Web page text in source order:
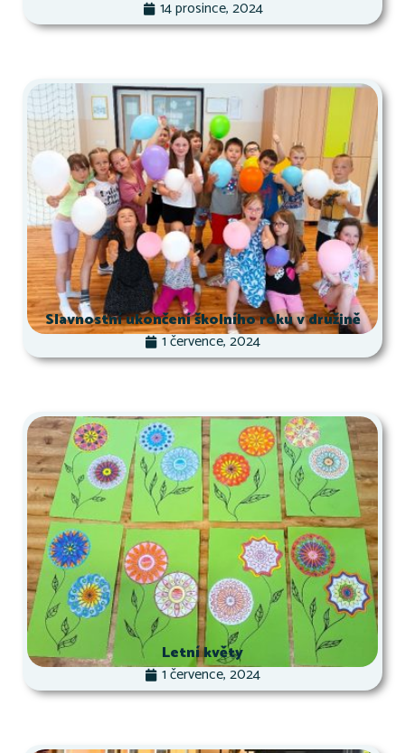
14 prosince, 2024
Slavnostní ukončení školního roku v družině
1 července, 2024
Letní květy
1 července, 2024